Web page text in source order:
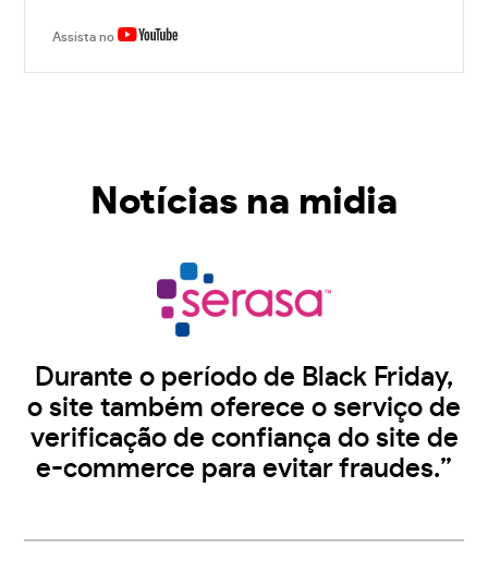
Assista no
Notícias na midia
Durante o período de Black Friday,
o site também oferece o serviço de
verificação de confiança do site de
e-commerce para evitar fraudes.”